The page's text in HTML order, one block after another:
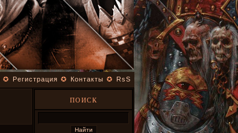
✪ Регистрация ✪ Контакты ✪ RsS
ПОИСК